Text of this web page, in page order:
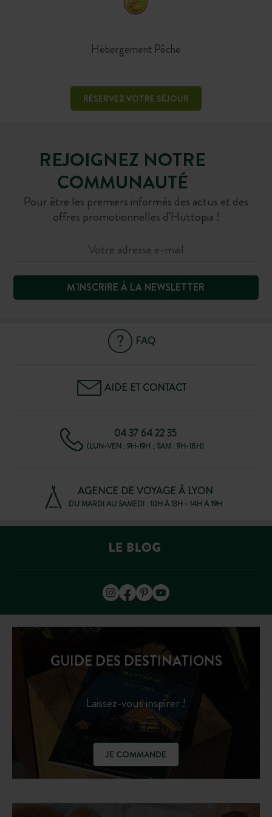
Hébergement Pêche
RÉSERVEZ VOTRE SÉJOUR
REJOIGNEZ NOTRE
COMMUNAUTÉ
Pour être les premiers informés des actus et des
offres promotionnelles d'Huttopia !
M'INSCRIRE À LA NEWSLETTER
FAQ
AIDE ET CONTACT
04 37 64 22 35
(LUN-VEN : 9H-19H ; SAM : 9H-18H)
AGENCE DE VOYAGE À LYON
DU MARDI AU SAMEDI : 10H À 13H - 14H À 19H
GUIDE DES DESTINATIONS
Laissez-vous inspirer !
JE COMMANDE